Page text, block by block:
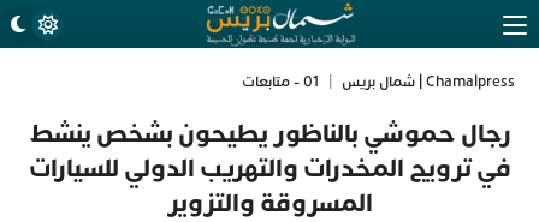
Chamalpress | شمال بريس 01 - متابعات
رجال حموشي بالناظور يطيحون بشخص ينشط
في ترويج المخدرات والتهريب الدولي للسيارات
المسروقة والتزوير